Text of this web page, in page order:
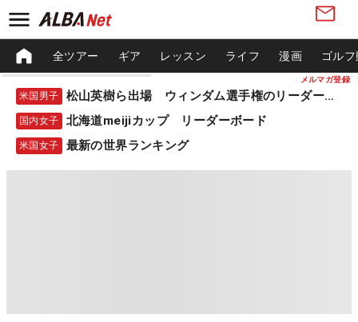
メルマガ登録
全ツアー ギア レッスン ライフ 漫画 ゴル
米国男子 松山英樹ら出場 ウィンダム選手権のリーダーボード
国内女子 北海道meijiカップ リーダーボード
米国女子 最新の世界ランキング